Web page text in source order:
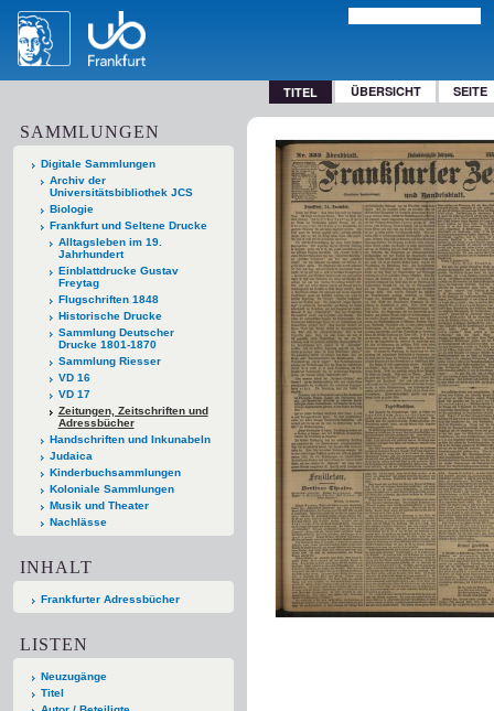
TITEL ÜBERSICHT SEITE
SAMMLUNGEN
Digitale Sammlungen
Archiv der
Universitätsbibliothek JCS
Biologie
Frankfurt und Seltene Drucke
Alltagsleben im 19.
Jahrhundert
Einblattdrucke Gustav
Freytag
Flugschriften 1848
Historische Drucke
Sammlung Deutscher
Drucke 1801-1870
Sammlung Riesser
VD 16
VD 17
Zeitungen, Zeitschriften und
Adressbücher
Handschriften und Inkunabeln
Judaica
Kinderbuchsammlungen
Koloniale Sammlungen
Musik und Theater
Nachlässe
INHALT
Frankfurter Adressbücher
LISTEN
Neuzugänge
Titel